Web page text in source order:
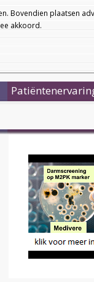
Bovendien plaatsen
akkoord.
Startpagina